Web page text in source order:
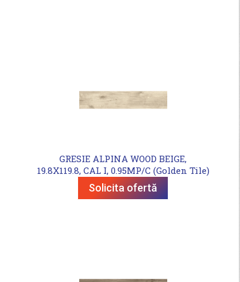
GRESIE ALPINA WOOD BEIGE,
19.8X119.8, CAL I, 0.95MP/C (Golden Tile)
Solicita ofertă